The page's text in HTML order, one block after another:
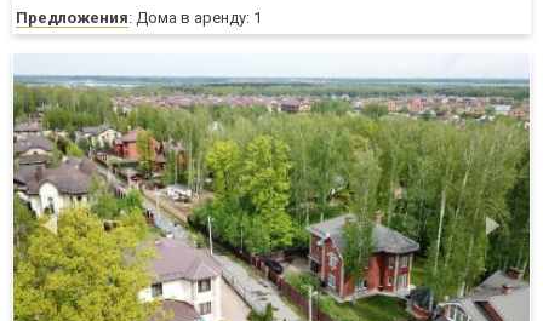
Предложения: Дома в аренду: 1